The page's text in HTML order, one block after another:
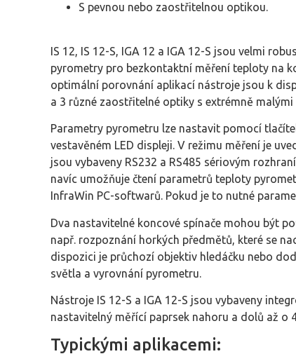
S pevnou nebo zaostřitelnou optikou.
IS 12, IS 12-S, IGA 12 a IGA 12-S jsou velmi
pyrometry pro bezkontaktní měření teploty na
optimální porovnání aplikací nástroje jsou k
a 3 různé zaostřitelné optiky s extrémně
Parametry pyrometru lze nastavit pomocí
vestavěném LED displeji. V režimu měření je
jsou vybaveny RS232 a RS485 sériovým
navíc umožňuje čtení parametrů teploty
InfraWin PC-softwarů. Pokud je to nutné
Dva nastavitelné koncové spínače mohou být
např. rozpoznání horkých předmětů, které se
dispozici je průchozí objektiv hledáčku nebo
světla a vyrovnání pyrometru.
Nástroje IS 12-S a IGA 12-S jsou vybaveny
nastavitelný měřící paprsek nahoru a dolů až o
Typickými aplikacemi: